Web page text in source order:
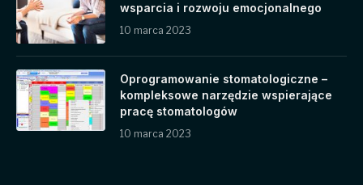
wsparcia i rozwoju emocjonalnego
10 marca 2023
Oprogramowanie stomatologiczne –
kompleksowe narzędzie wspierające
pracę stomatologów
10 marca 2023